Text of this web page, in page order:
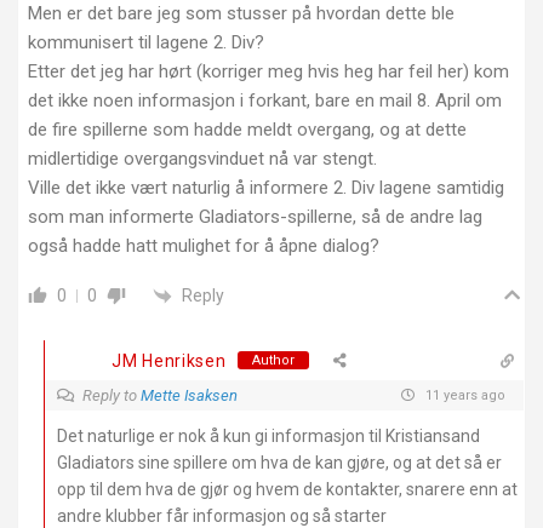
Men er det bare jeg som stusser på hvordan dette ble
kommunisert til lagene 2. Div?
Etter det jeg har hørt (korriger meg hvis heg har feil her) kom
det ikke noen informasjon i forkant, bare en mail 8. April om
de fire spillerne som hadde meldt overgang, og at dette
midlertidige overgangsvinduet nå var stengt.
Ville det ikke vært naturlig å informere 2. Div lagene samtidig
som man informerte Gladiators-spillerne, så de andre lag
også hadde hatt mulighet for å åpne dialog?
0 0 Reply
JM Henriksen Author
Reply to Mette Isaksen 11 years ago
Det naturlige er nok å kun gi informasjon til Kristiansand
Gladiators sine spillere om hva de kan gjøre, og at det så er
opp til dem hva de gjør og hvem de kontakter, snarere enn at
andre klubber får informasjon og så starter